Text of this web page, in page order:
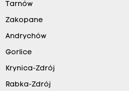
Tarnów
Zakopane
Andrychów
Gorlice
Krynica-Zdrój
Rabka-Zdrój